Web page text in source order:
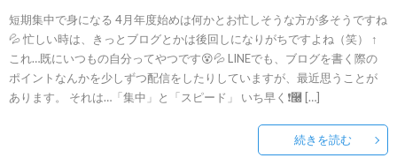
短期集中で身になる 4月年度始めは何かとお忙しそうな方が多そうですね
💦 忙しい時は、きっとブログとかは後回しになりがちですよね（笑） ↑
これ…既にいつもの自分ってやつです😵💦 LINEでも、ブログを書く際の
ポイントなんかを少しずつ配信をしたりしていますが、最近思うことが
あります。 それは…「集中」と「スピード」 いち早く❗࿠ […]
続きを読む